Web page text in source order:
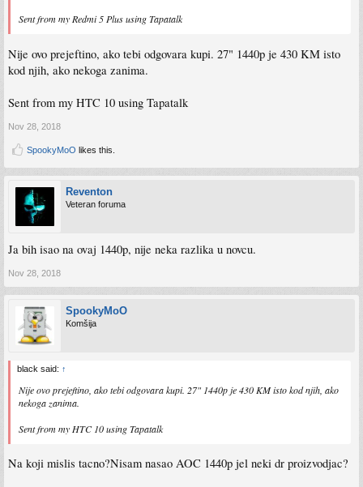
Sent from my Redmi 5 Plus using Tapatalk
Nije ovo prejeftino, ako tebi odgovara kupi. 27" 1440p je 430 KM isto
kod njih, ako nekoga zanima.
Sent from my HTC 10 using Tapatalk
Nov 28, 2018
SpookyMoO likes this.
Reventon
Veteran foruma
Ja bih isao na ovaj 1440p, nije neka razlika u novcu.
Nov 28, 2018
SpookyMoO
Komšija
black said: ↑
Nije ovo prejeftino, ako tebi odgovara kupi. 27" 1440p je 430 KM isto kod njih, ako
nekoga zanima.
Sent from my HTC 10 using Tapatalk
Na koji mislis tacno?Nisam nasao AOC 1440p jel neki dr proizvodjac?